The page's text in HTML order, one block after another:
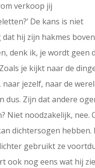
verkoop jij
De kans is niet
hij zijn hakmes
denk ik, je wordt geen
je kijkt naar de
jezelf, naar de
dus. Zijn dat andere
Niet noodzakelijk, nee.
dichtersogen hebben.
gebruikt ze
ook nog eens wat hij